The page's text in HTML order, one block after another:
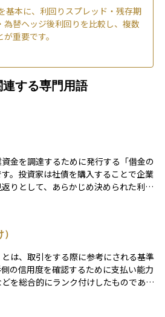
基本に、利回りスプレッド・残存期
為替ヘッジ後利回りを比較し、複数
重要です。
連する専門用語
金を調達するために発行する「借金の
。投資家は社債を購入することで企業
りとして、あらかじめ決められた利息
っては柔軟かつ効率的な資金調達手段
息収入が得られる点にあります。一方
経営破綻した場合、元本が戻らないリ
付けや業績などを十分に確認すること
は、取引をする際に参考にされる基準
の信用度を確認するために支払い能力
を総合的にランク付けしたものであ